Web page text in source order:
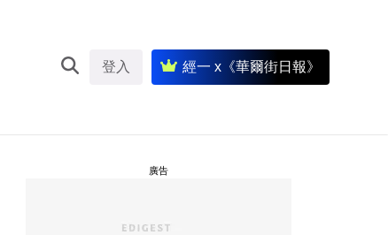
登入 經一 x《華爾街日報》
廣告